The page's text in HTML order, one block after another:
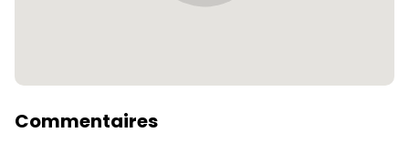
Commentaires